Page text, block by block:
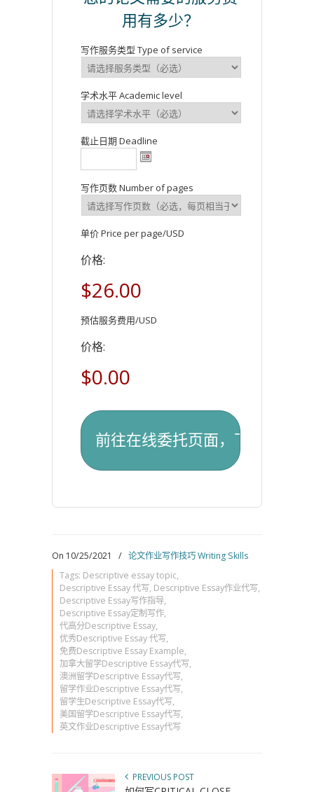
用有多少？
写作服务类型 Type of service
学术水平 Academic level
截止日期 Deadline
写作页数 Number of pages
单价 Price per page/USD
价格:
$26.00
预估服务费用/USD
价格:
$0.00
On 10/25/2021 / 论文作业写作技巧 Writing Skills
Tags: Descriptive essay topic,
Descriptive Essay 代写, Descriptive Essay作业代写,
Descriptive Essay写作指导,
Descriptive Essay定制写作,
代高分Descriptive Essay,
优秀Descriptive Essay 代写,
免费Descriptive Essay Example,
加拿大留学Descriptive Essay代写,
澳洲留学Descriptive Essay代写,
留学作业Descriptive Essay代写,
留学生Descriptive Essay代写,
美国留学Descriptive Essay代写,
英文作业Descriptive Essay代写
PREVIOUS POST